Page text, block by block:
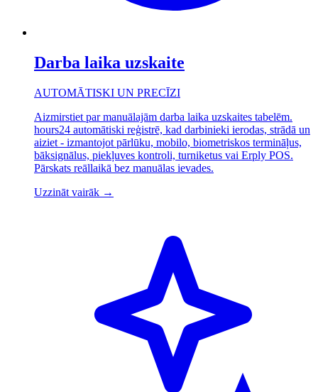
Darba laika uzskaite
AUTOMĀTISKI UN PRECĪZI
Aizmirstiet par manuālajām darba laika uzskaites tabelēm.
hours24 automātiski reģistrē, kad darbinieki ierodas, strādā un
aiziet - izmantojot pārlūku, mobilo, biometriskos termināļus,
bāksignālus, piekļuves kontroli, turniketus vai Erply POS.
Pārskats reāllaikā bez manuālas ievades.
Uzzināt vairāk →